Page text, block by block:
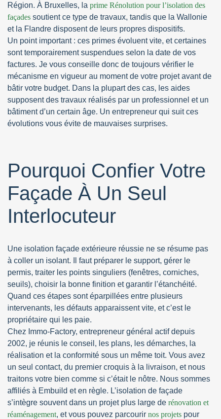
Région. À Bruxelles, la prime Rénolution pour l’isolation des
façades soutient ce type de travaux, tandis que la Wallonie
et la Flandre disposent de leurs propres dispositifs.
Un point important : ces primes évoluent vite, et certaines
sont temporairement suspendues selon la date de vos
factures. Je vous conseille donc de toujours vérifier le
mécanisme en vigueur au moment de votre projet avant de
bâtir votre budget. Dans la plupart des cas, les aides
supposent des travaux réalisés par un professionnel et un
bâtiment d’un certain âge. Un entrepreneur qui suit ces
évolutions vous évite de mauvaises surprises.
Pourquoi Confier Votre
Façade À Un Seul
Interlocuteur
Une isolation façade extérieure réussie ne se résume pas
à coller un isolant. Il faut préparer le support, gérer le
permis, traiter les points singuliers (fenêtres, corniches,
seuils), choisir la bonne finition et garantir l’étanchéité.
Quand ces étapes sont éparpillées entre plusieurs
intervenants, les défauts apparaissent vite, et c’est le
propriétaire qui les paie.
Chez Immo-Factory, entrepreneur général actif depuis
2002, je réunis le conseil, les plans, les démarches, la
réalisation et la conformité sous un même toit. Vous avez
un seul contact, du premier croquis à la livraison, et nous
traitons votre bien comme si c’était le nôtre. Nous sommes
affiliés à Embuild et en règle. L’isolation de façade
s’intègre souvent dans un projet plus large de rénovation et
réaménagement, et vous pouvez parcourir nos projets pour